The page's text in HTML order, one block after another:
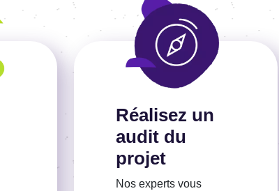
Réalisez un
audit du
projet
Nos experts vous
En savoir plus